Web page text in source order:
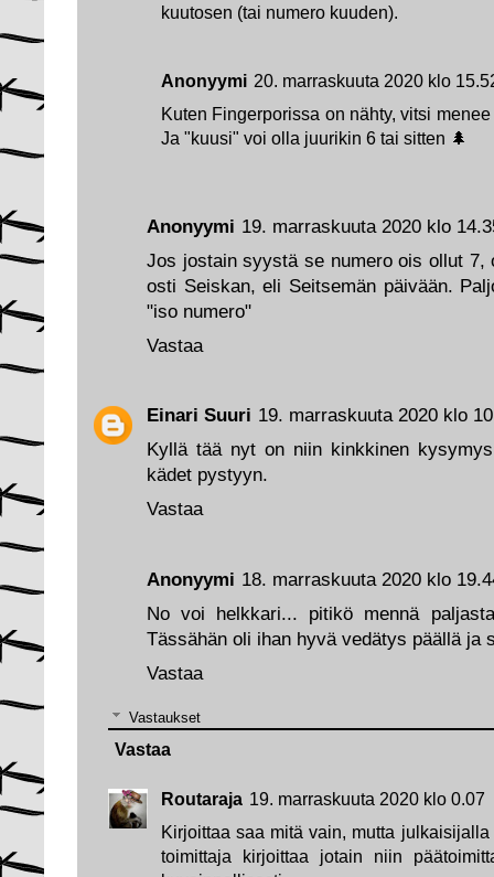
Anonyymi 18. marraskuuta 2020 klo
No voi helkkari... pitikö mennä
Tässähän oli ihan hyvä vedätys päällä ja
Vastaa
Vastaukset
Routaraja 19. marraskuuta 2020 klo 0.07
Kirjoittaa saa mitä vain, mutta
toimittaja kirjoittaa jotain niin
Vastaa
Einari Suuri 19. marraskuuta 2020 klo
Kyllä tää nyt on niin kinkkinen
kädet pystyyn.
Vastaa
Anonyymi 19. marraskuuta 2020 klo
Jos jostain syystä se numero ois ollut 7,
osti Seiskan, eli Seitsemän päivään.
"iso numero"
Vastaa
kuutosen (tai numero kuuden).
Anonyymi 20. marraskuuta 2020 klo
Kuten Fingerporissa on nähty, vitsi
Ja "kuusi" voi olla juurikin 6 tai sitten 🌲